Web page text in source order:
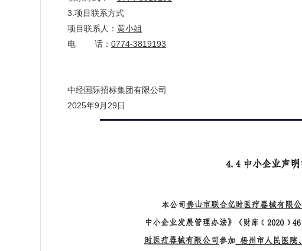
3.项目联系方式
项目联系人： 黄小姐
电 话： 0774-3819193
中经国际招标集团有限公司
2025年9月29日